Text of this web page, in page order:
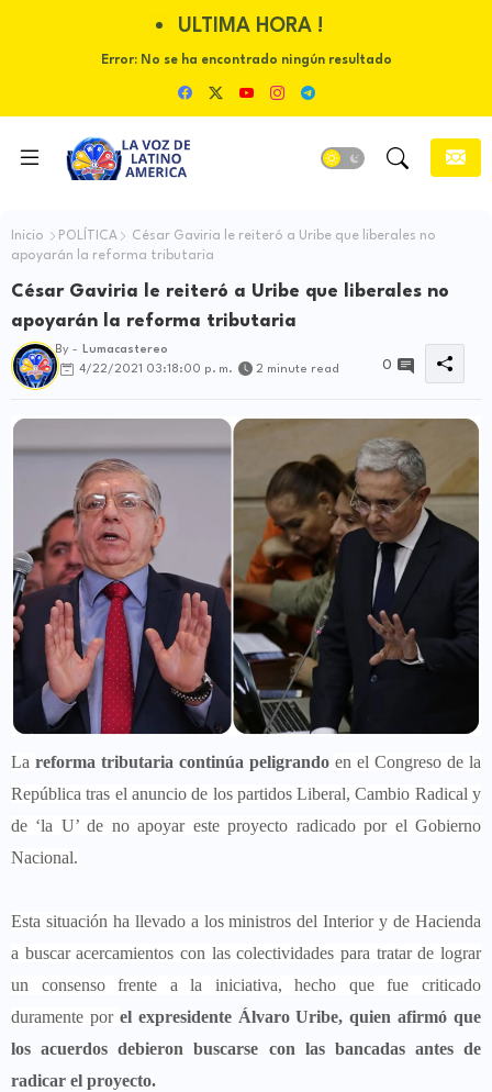
ULTIMA HORA !
Error:No se ha encontrado ningún resultado
Inicio POLÍTICA
César Gaviria le reiteró a Uribe que liberales no
apoyarán la reforma tributaria
César Gaviria le reiteró a Uribe que liberales no
apoyarán la reforma tributaria
By -
Lumacastereo
4/22/2021 03:18:00 p. m.
2 minute read 0
La reforma tributaria continúa peligrando en el Congreso de la
República tras el anuncio de los partidos Liberal, Cambio Radical y
de ‘la U’ de no apoyar este proyecto radicado por el Gobierno
Nacional.
Esta situación ha llevado a los ministros del Interior y de Hacienda
a buscar acercamientos con las colectividades para tratar de lograr
un consenso frente a la iniciativa, hecho que fue criticado
duramente por el expresidente Álvaro Uribe, quien afirmó que
los acuerdos debieron buscarse con las bancadas antes de
radicar el proyecto.